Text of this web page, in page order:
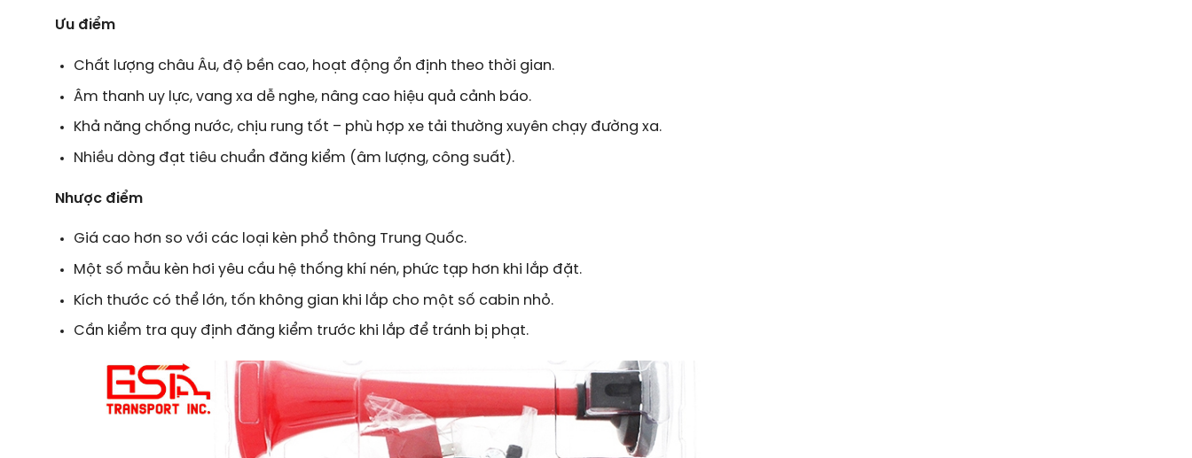
Ưu điểm
Chất lượng châu Âu, độ bền cao, hoạt động ổn định theo thời gian.
Âm thanh uy lực, vang xa dễ nghe, nâng cao hiệu quả cảnh báo.
Khả năng chống nước, chịu rung tốt – phù hợp xe tải thường xuyên chạy đường xa.
Nhiều dòng đạt tiêu chuẩn đăng kiểm (âm lượng, công suất).
Nhược điểm
Giá cao hơn so với các loại kèn phổ thông Trung Quốc.
Một số mẫu kèn hơi yêu cầu hệ thống khí nén, phức tạp hơn khi lắp đặt.
Kích thước có thể lớn, tốn không gian khi lắp cho một số cabin nhỏ.
Cần kiểm tra quy định đăng kiểm trước khi lắp để tránh bị phạt.